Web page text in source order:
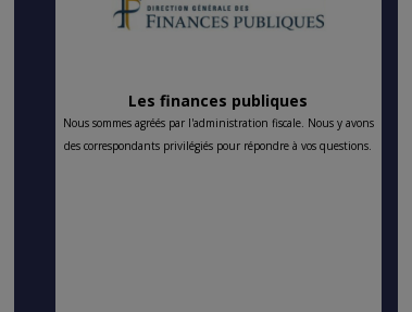
Les finances publiques
Nous sommes agréés par l'administration fiscale. Nous y avons
des correspondants privilégiés pour répondre à vos questions.